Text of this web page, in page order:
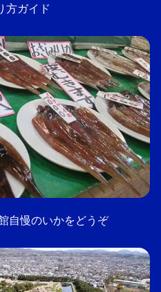
方ガイド
自慢のいかをどうぞ